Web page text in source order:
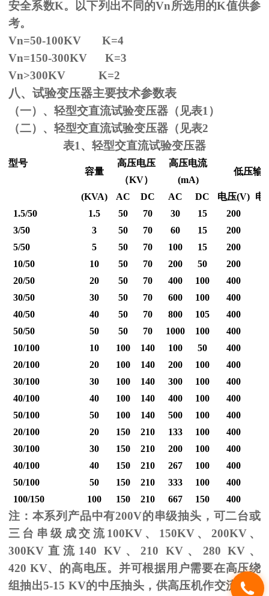
安全系数K。以下列出不同的Vn所选用的K值供参
考。
Vn=50-100KV K=4
Vn=150-300KV K=3
Vn>300KV K=2
八、试验变压器主要技术参数表
（一）、轻型交直流试验变压器（见表1）
（二）、轻型交直流试验变压器（见表2
表1、轻型交直流试验变压器
型号
容量
高压电压
（KV）
高压电流
(mA)
低压输
(KVA) AC DC AC DC 电压(V) 电
1.5/50
1.5 50 70 30 15 200
3/50
3 50 70 60 15 200
5/50
5 50 70 100 15 200
10/50
10 50 70 200 50 200
20/50
20 50 70 400 100 400
30/50
30 50 70 600 100 400
40/50
40 50 70 800 105 400
50/50
50 50 70 1000 100 400
10/100
10 100 140 100 50 400
20/100
20 100 140 200 100 400
30/100
30 100 140 300 100 400
40/100
40 100 140 400 100 400
50/100
50 100 140 500 100 400
20/100
20 150 210 133 100 400
30/100
30 150 210 200 100 400
40/100
40 150 210 267 100 400
50/100
50 150 210 333 100 400
100/150
100 150 210 667 150 400
注：本系列产品中有200V的串级抽头，可二台或
三台串级成交流100KV、 150KV、 200KV、
300KV 直流 140 KV、210 KV 、 280 KV 、
420 KV、的高电压。并可根据用户需要在高压绕
组抽出5-15 KV的中压抽头，供高压机作交流耐压